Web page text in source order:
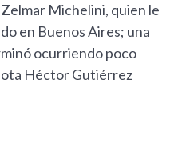
Michelini, quien le
en Buenos Aires; una
ocurriendo poco
Héctor Gutiérrez